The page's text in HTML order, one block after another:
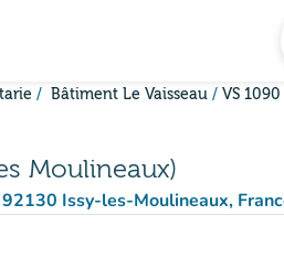
Bâtiment Le Vaisseau VS 1090
Moulineaux)
Issy-les-Moulineaux,
(apri in Google Maps)
(nuova scheda)